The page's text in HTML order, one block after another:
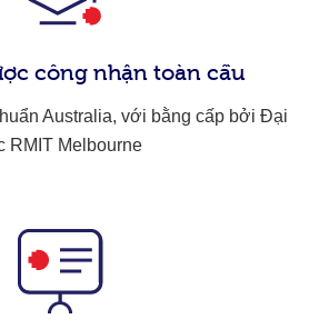
công nhận toàn cầu
Australia, với bằng cấp bởi Đại
RMIT Melbourne